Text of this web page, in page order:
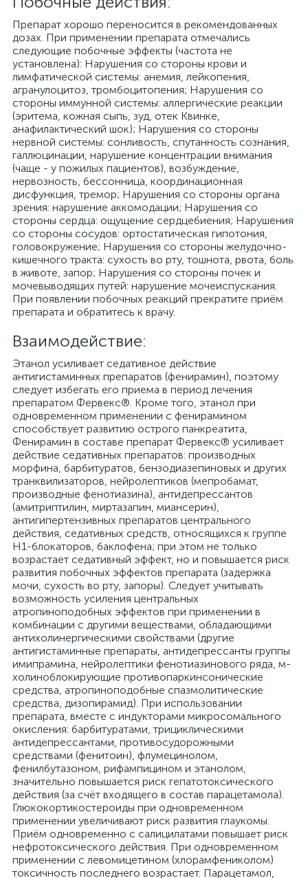
Препарат хорошо переносится в рекомендованных
дозах. При применении препарата отмечались
следующие побочные эффекты (частота не
установлена): Нарушения со стороны крови и
лимфатической системы: анемия, лейкопения,
агранулоцитоз, тромбоцитопения; Нарушения со
стороны иммунной системы: аллергические реакции
(эритема, кожная сыпь, зуд, отек Квинке,
анафилактический шок); Нарушения со стороны
нервной системы: сонливость, спутанность сознания,
галлюцинации, нарушение концентрации внимания
(чаще - у пожилых пациентов), возбуждение,
нервозность, бессонница, координационная
дисфункция, тремор; Нарушения со стороны органа
зрения: нарушение аккомодации; Нарушения со
стороны сердца: ощущение сердцебиения; Нарушения
со стороны сосудов: ортостатическая гипотония,
головокружение; Нарушения со стороны желудочно-
кишечного тракта: сухость во рту, тошнота, рвота, боль
в животе, запор; Нарушения со стороны почек и
мочевыводящих путей: нарушение мочеиспускания.
При появлении побочных реакций прекратите приём
препарата и обратитесь к врачу.
Взаимодействие:
Этанол усиливает седативное действие
антигистаминных препаратов (фенирамин), поэтому
следует избегать его приема в период лечения
препаратом Фервекс®. Кроме того, этанол при
одновременном применении с фенирамином
способствует развитию острого панкреатита,
Фенирамин в составе препарат Фервекс® усиливает
действие седативных препаратов: производных
морфина, барбитуратов, бензодиазепиновых и других
транквилизаторов, нейролептиков (мепробамат,
производные фенотиазина), антидепрессантов
(амитриптилин, миртазапин, миансерин),
антигипертензивных препаратов центрального
действия, седативных средств, относящихся к группе
Н1-блокаторов, баклофена; при этом не только
возрастает седативный эффект, но и повышается риск
развития побочных эффектов препарата (задержка
мочи, сухость во рту, запоры). Следует учитывать
возможность усиления центральных
атропиноподобных эффектов при применении в
комбинации с другими веществами, обладающими
антихолинергическими свойствами (другие
антигистаминные препараты, антидепрессанты группы
имипрамина, нейролептики фенотиазинового ряда, м-
холиноблокирующие противопаркинсонические
средства, атропиноподобные спазмолитические
средства, дизопирамид). При использовании
препарата, вместе с индукторами микросомального
окисления: барбитуратами, трициклическими
антидепрессантами, противосудорожными
средствами (фенитоин), флумецинолом,
фенилбутазоном, рифампицином и этанолом,
значительно повышается риск гепатотоксического
действия (за счёт входящего в состав парацетамола).
Глюкокортикостероиды при одновременном
применении увеличивают риск развития глаукомы.
Приём одновременно с салицилатами повышает риск
нефротоксического действия. При одновременном
применении с левомицетином (хлорамфениколом)
токсичность последнего возрастает. Парацетамол,